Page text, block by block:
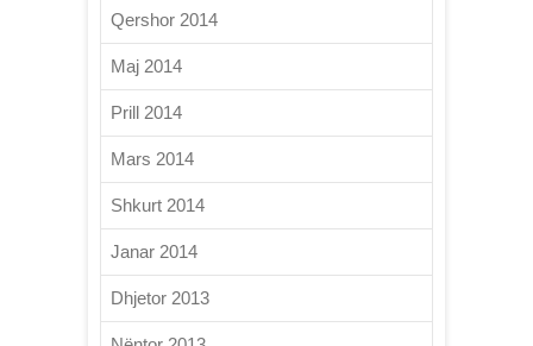
Qershor 2014
Maj 2014
Prill 2014
Mars 2014
Shkurt 2014
Janar 2014
Dhjetor 2013